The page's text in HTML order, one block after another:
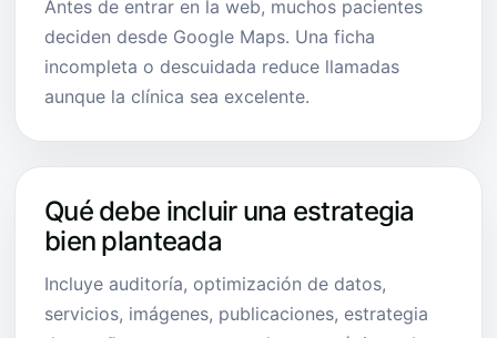
Antes de entrar en la web, muchos pacientes
deciden desde Google Maps. Una ficha
incompleta o descuidada reduce llamadas
aunque la clínica sea excelente.
Qué debe incluir una estrategia
bien planteada
Incluye auditoría, optimización de datos,
servicios, imágenes, publicaciones, estrategia